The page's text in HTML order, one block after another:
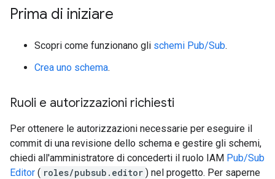
Prima di iniziare
Scopri come funzionano gli schemi Pub/Sub.
Crea uno schema.
Ruoli e autorizzazioni richiesti
Per ottenere le autorizzazioni necessarie per eseguire il
commit di una revisione dello schema e gestire gli schemi,
chiedi all'amministratore di concederti il ruolo IAM Pub/Sub
Editor ( roles/pubsub.editor ) nel progetto. Per saperne